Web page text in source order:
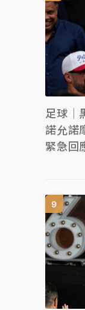
足球｜
諾允諾
緊急回